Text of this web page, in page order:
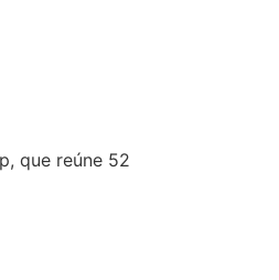
que reúne 52